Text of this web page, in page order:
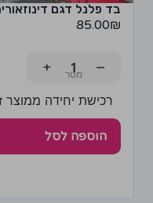
בד פלנל דגם
85.00₪
−
+
רכישת יחידה ממוצר זה
הוספה לסל